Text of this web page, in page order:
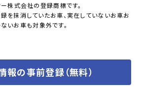
株式会社の登録商標です。
を抹消していたお車、実在していないお車お
いお車も対象外です。
報の事前登録（無料）